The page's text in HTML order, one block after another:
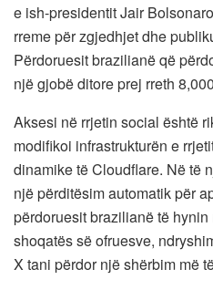
e ish-presidentit Jair
rreme për zgjedhjet dhe
Përdoruesit brazilianë që
një gjobë ditore prej rreth
Aksesi në rrjetin social është
modifikoi infrastrukturën e
dinamike të Cloudflare. Në të
një përditësim automatik për
përdoruesit brazilianë të
shoqatës së ofruesve,
X tani përdor një shërbim më